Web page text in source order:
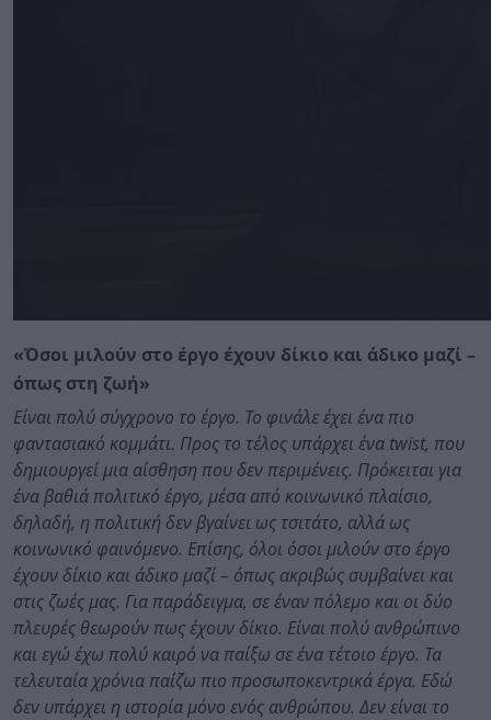
«Όσοι μιλούν στο έργο έχουν δίκιο και άδικο μαζί –
όπως στη ζωή»
Είναι πολύ σύγχρονο το έργο. Το φινάλε έχει ένα πιο
φαντασιακό κομμάτι. Προς το τέλος υπάρχει ένα twist, που
δημιουργεί μια αίσθηση που δεν περιμένεις. Πρόκειται για
ένα βαθιά πολιτικό έργο, μέσα από κοινωνικό πλαίσιο,
δηλαδή, η πολιτική δεν βγαίνει ως τσιτάτο, αλλά ως
κοινωνικό φαινόμενο. Επίσης, όλοι όσοι μιλούν στο έργο
έχουν δίκιο και άδικο μαζί – όπως ακριβώς συμβαίνει και
στις ζωές μας. Για παράδειγμα, σε έναν πόλεμο και οι δύο
πλευρές θεωρούν πως έχουν δίκιο. Είναι πολύ ανθρώπινο
και εγώ έχω πολύ καιρό να παίξω σε ένα τέτοιο έργο. Τα
τελευταία χρόνια παίζω πιο προσωποκεντρικά έργα. Εδώ
δεν υπάρχει η ιστορία μόνο ενός ανθρώπου. Δεν είναι το